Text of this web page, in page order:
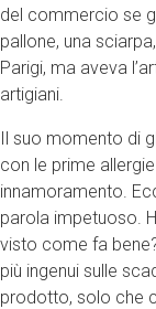
del commercio se
pallone, una
Parigi, ma aveva
artigiani.
Il suo momento di
con le prime
innamoramento.
parola impetuoso.
visto come fa
più ingenui sulle
prodotto, solo che